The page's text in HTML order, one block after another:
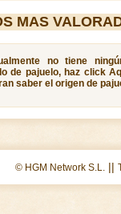
MAS
no tiene
de pajuelo, haz click
saber el origen de
© HGM Network S.L. ||